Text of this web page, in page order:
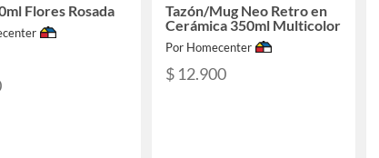
Flores Rosada
Tazón/Mug Neo Retro en
Cerámica 350ml Multicolor
Por Homecenter
$ 12.900